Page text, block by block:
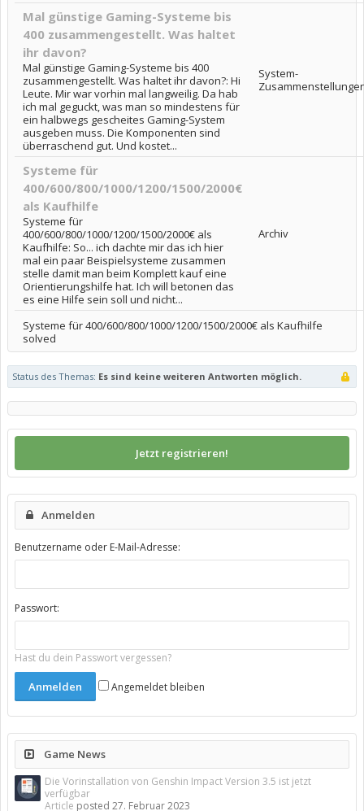
Mal günstige Gaming-Systeme bis
400 zusammengestellt. Was haltet
ihr davon?
Mal günstige Gaming-Systeme bis 400
zusammengestellt. Was haltet ihr davon?: Hi
Leute. Mir war vorhin mal langweilig. Da hab
ich mal geguckt, was man so mindestens für
ein halbwegs gescheites Gaming-System
ausgeben muss. Die Komponenten sind
überraschend gut. Und kostet...
System-
Systeme für
400/600/800/1000/1200/1500/2000€
als Kaufhilfe
Systeme für
400/600/800/1000/1200/1500/2000€ als
Kaufhilfe: So... ich dachte mir das ich hier
mal ein paar Beispielsysteme zusammen
stelle damit man beim Komplett kauf eine
Orientierungshilfe hat. Ich will betonen das
es eine Hilfe sein soll und nicht...
Archiv
Systeme für 400/600/800/1000/1200/1500/2000€ als Kaufhilfe
solved
Status des Themas: Es sind keine weiteren Antworten möglich.
Jetzt registrieren!
Anmelden
Benutzername oder E-Mail-Adresse:
Passwort:
Hast du dein Passwort vergessen?
Angemeldet bleiben
Game News
Die Vorinstallation von Genshin Impact Version 3.5 ist jetzt
verfügbar
Article posted 27. Februar 2023